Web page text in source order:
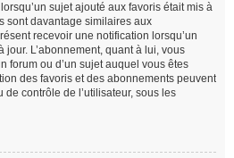
sujet ajouté aux favoris était mis à
sont davantage similaires aux
recevoir une notification lorsqu’un
jour. L’abonnement, quant à lui, vous
forum ou d’un sujet auquel vous êtes
des favoris et des abonnements peuvent
contrôle de l’utilisateur, sous les